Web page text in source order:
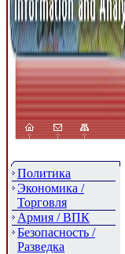
Политика
Экономика /
Торговля
Армия / ВПК
Безопасность /
Разведка